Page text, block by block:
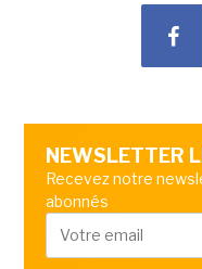
NEWSLETTER
Recevez notre
abonnés